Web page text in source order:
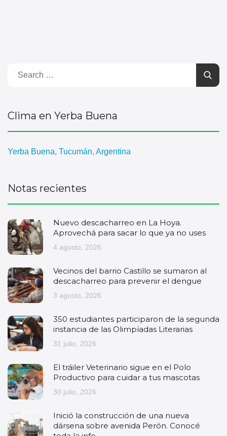
Clima en Yerba Buena
Yerba Buena, Tucumán, Argentina
Notas recientes
Nuevo descacharreo en La Hoya.
Aprovechá para sacar lo que ya no uses
4 agosto, 2026
Vecinos del barrio Castillo se sumaron al
descacharreo para prevenir el dengue
3 agosto, 2026
350 estudiantes participaron de la segunda
instancia de las Olimpíadas Literarias
31 julio, 2026
El tráiler Veterinario sigue en el Polo
Productivo para cuidar a tus mascotas
30 julio, 2026
Inició la construcción de una nueva
dársena sobre avenida Perón. Conocé